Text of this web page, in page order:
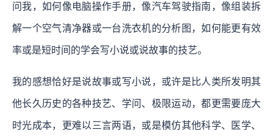
问我，如何像电脑操作手册，像汽车驾驶指南，像组装拆
解一个空气清净器或一台洗衣机的分析图，如何能更有效
率或是短时间的学会写小说或说故事的技艺。
我的感想恰好是说故事或写小说，或许是比人类所发明其
他长久历史的各种技艺、学问、极限运动，都更需要庞大
时光成本，更难以三言两语，或是模仿其他科学、医学、